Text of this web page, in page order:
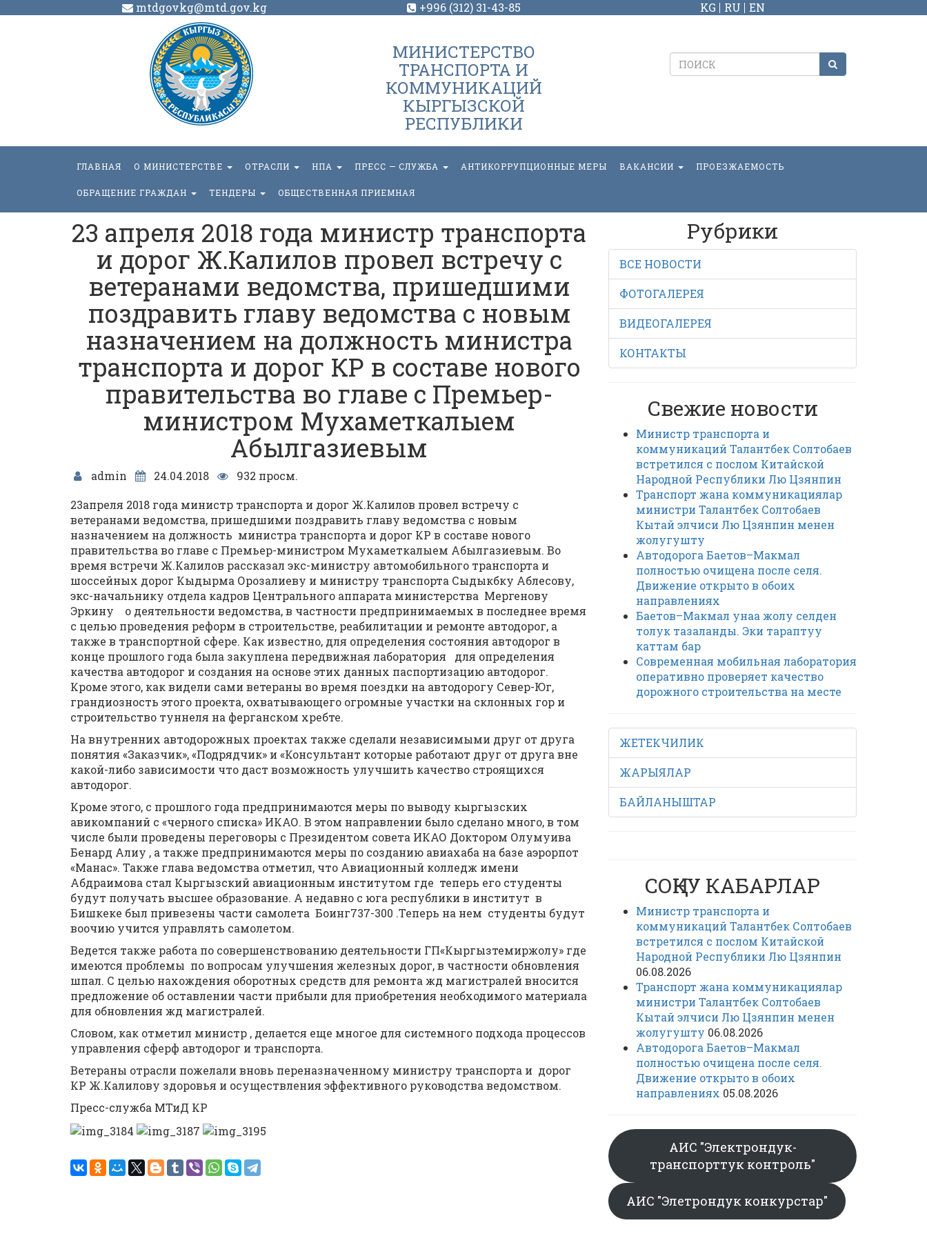
mtdgovkg@mtd.gov.kg +996 (312) 31-43-85 KG RU EN
МИНИСТЕРСТВО
ТРАНСПОРТА И
КОММУНИКАЦИЙ
КЫРГЫЗСКОЙ
РЕСПУБЛИКИ
ГЛАВНАЯ О МИНИСТЕРСТВЕ ОТРАСЛИ НПА ПРЕСС — СЛУЖБА АНТИКОРРУПЦИОННЫЕ МЕРЫ ВАКАНСИИ ПРОЕЗЖАЕМОСТЬ
ОБРАЩЕНИЕ ГРАЖДАН ТЕНДЕРЫ ОБЩЕСТВЕННАЯ ПРИЕМНАЯ
23 апреля 2018 года министр транспорта
и дорог Ж.Калилов провел встречу с
ветеранами ведомства, пришедшими
поздравить главу ведомства с новым
назначением на должность министра
транспорта и дорог КР в составе нового
правительства во главе с Премьер-
министром Мухаметкалыем
Абылгазиевым
admin 24.04.2018
932 просм.
23апреля 2018 года министр транспорта и дорог Ж.Калилов провел встречу с
ветеранами ведомства, пришедшими поздравить главу ведомства с новым
назначением на должность министра транспорта и дорог КР в составе нового
правительства во главе с Премьер-министром Мухаметкалыем Абылгазиевым. Во
время встречи Ж.Калилов рассказал экс-министру автомобильного транспорта и
шоссейных дорог Кыдырма Орозалиеву и министру транспорта Сыдыкбку Аблесову,
экс-начальнику отдела кадров Центрального аппарата министерства Мергенову
Эркину о деятельности ведомства, в частности предпринимаемых в последнее время
с целью проведения реформ в строительстве, реабилитации и ремонте автодорог, а
также в транспортной сфере. Как известно, для определения состояния автодорог в
конце прошлого года была закуплена передвижная лаборатория для определения
качества автодорог и создания на основе этих данных паспортизацию автодорог.
Кроме этого, как видели сами ветераны во время поездки на автодорогу Север-Юг,
грандиозность этого проекта, охватывающего огромные участки на склонных гор и
строительство туннеля на ферганском хребте.
На внутренних автодорожных проектах также сделали независимыми друг от друга
понятия «Заказчик», «Подрядчик» и «Консультант которые работают друг от друга вне
какой-либо зависимости что даст возможность улучшить качество строящихся
автодорог.
Кроме этого, с прошлого года предпринимаются меры по выводу кыргызских
авикомпаний с «черного списка» ИКАО. В этом направлении было сделано много, в том
числе были проведены переговоры с Президентом совета ИКАО Доктором Олумуива
Бенард Алиу , а также предпринимаются меры по созданию авиахаба на базе аэрорпот
«Манас». Также глава ведомства отметил, что Авиационный колледж имени
Абдраимова стал Кыргызский авиационным институтом где теперь его студенты
будут получать высшее образование. А недавно с юга республики в институт в
Бишкеке был привезены части самолета Боинг737-300 .Теперь на нем студенты будут
воочию учится управлять самолетом.
Ведется также работа по совершенствованию деятельности ГП«Кыргызтемиржолу» где
имеются проблемы по вопросам улучшения железных дорог, в частности обновления
шпал. С целью нахождения оборотных средств для ремонта жд магистралей вносится
предложение об оставлении части прибыли для приобретения необходимого материала
для обновления жд магистралей.
Словом, как отметил министр , делается еще многое для системного подхода процессов
управления сферф автодорог и транспорта.
Ветераны отрасли пожелали вновь переназначенному министру транспорта и дорог
КР Ж.Калилову здоровья и осуществления эффективного руководства ведомством.
Пресс-служба МТиД КР
Рубрики
ВСЕ НОВОСТИ
ФОТОГАЛЕРЕЯ
ВИДЕОГАЛЕРЕЯ
КОНТАКТЫ
Свежие новости
Министр транспорта и
коммуникаций Талантбек Солтобаев
встретился с послом Китайской
Народной Республики Лю Цзянпин
Транспорт жана коммуникациялар
министри Талантбек Солтобаев
Кытай элчиси Лю Цзянпин менен
жолугушту
Автодорога Баетов–Макмал
полностью очищена после селя.
Движение открыто в обоих
направлениях
Баетов–Макмал унаа жолу селден
толук тазаланды. Эки тараптуу
каттам бар
Современная мобильная лаборатория
оперативно проверяет качество
дорожного строительства на месте
ЖЕТЕКЧИЛИК
ЖАРЫЯЛАР
БАЙЛАНЫШТАР
СОҢКУ КАБАРЛАР
Министр транспорта и
коммуникаций Талантбек Солтобаев
встретился с послом Китайской
Народной Республики Лю Цзянпин
06.08.2026
Транспорт жана коммуникациялар
министри Талантбек Солтобаев
Кытай элчиси Лю Цзянпин менен
жолугушту 06.08.2026
Автодорога Баетов–Макмал
полностью очищена после селя.
Движение открыто в обоих
направлениях 05.08.2026
АИС "Электрондук-
транспорттук контроль"
АИС "Элетрондук конкурстар"